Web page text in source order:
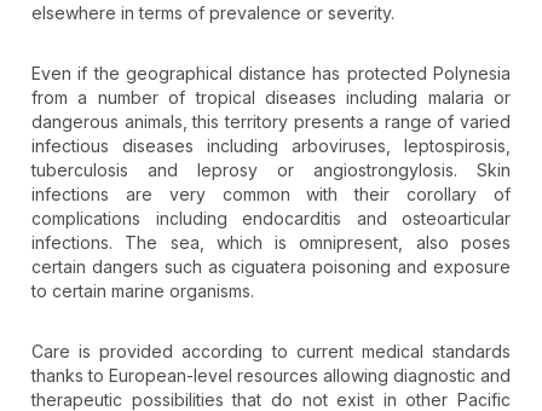
elsewhere in terms of prevalence or severity.
Even if the geographical distance has protected Polynesia
from a number of tropical diseases including malaria or
dangerous animals, this territory presents a range of varied
infectious diseases including arboviruses, leptospirosis,
tuberculosis and leprosy or angiostrongylosis. Skin
infections are very common with their corollary of
complications including endocarditis and osteoarticular
infections. The sea, which is omnipresent, also poses
certain dangers such as ciguatera poisoning and exposure
to certain marine organisms.
Care is provided according to current medical standards
thanks to European-level resources allowing diagnostic and
therapeutic possibilities that do not exist in other Pacific